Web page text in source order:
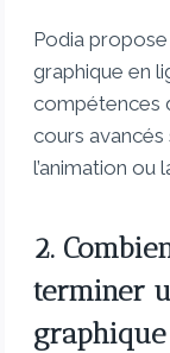
Podia
graphique en
compétences
cours
l’animation ou
2.
terminer